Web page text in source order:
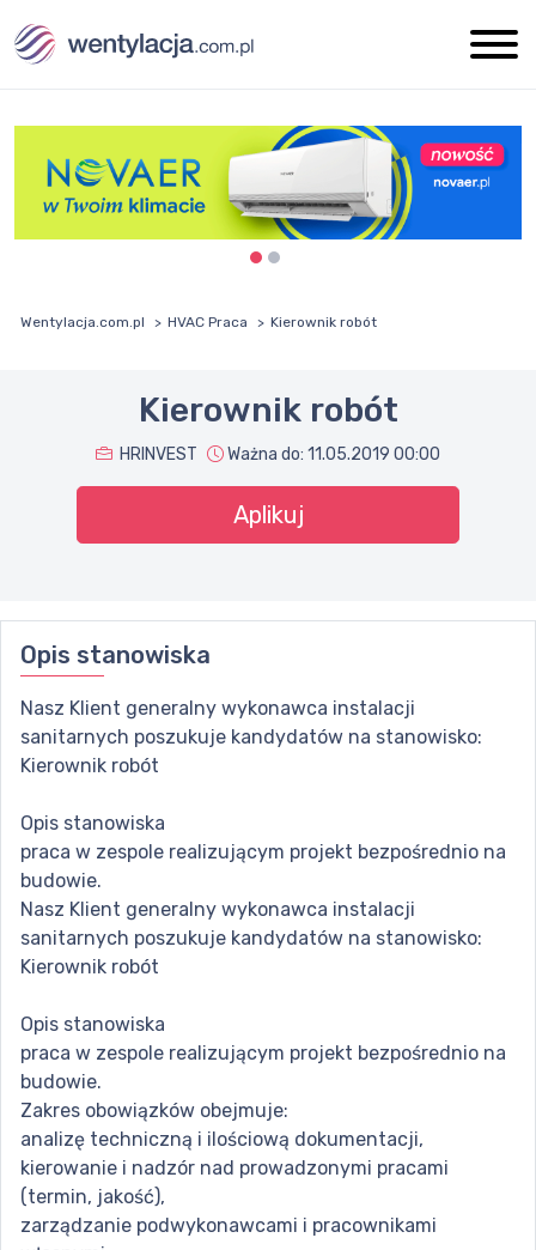
Wentylacja.com.pl HVAC Praca Kierownik robót
Kierownik robót
HRINVEST Ważna do: 11.05.2019 00:00
Aplikuj
Opis stanowiska
Nasz Klient generalny wykonawca instalacji
sanitarnych poszukuje kandydatów na stanowisko:
Kierownik robót
Opis stanowiska
praca w zespole realizującym projekt bezpośrednio na
budowie.
Nasz Klient generalny wykonawca instalacji
sanitarnych poszukuje kandydatów na stanowisko:
Kierownik robót
Opis stanowiska
praca w zespole realizującym projekt bezpośrednio na
budowie.
Zakres obowiązków obejmuje:
analizę techniczną i ilościową dokumentacji,
kierowanie i nadzór nad prowadzonymi pracami
(termin, jakość),
zarządzanie podwykonawcami i pracownikami